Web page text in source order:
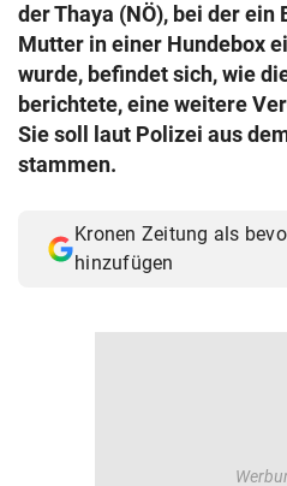
der Thaya (NÖ), bei der ein
Mutter in einer Hundebox
wurde, befindet sich, wie
berichtete, eine weitere
Sie soll laut Polizei aus
stammen.
Kronen Zeitung als
hinzufügen